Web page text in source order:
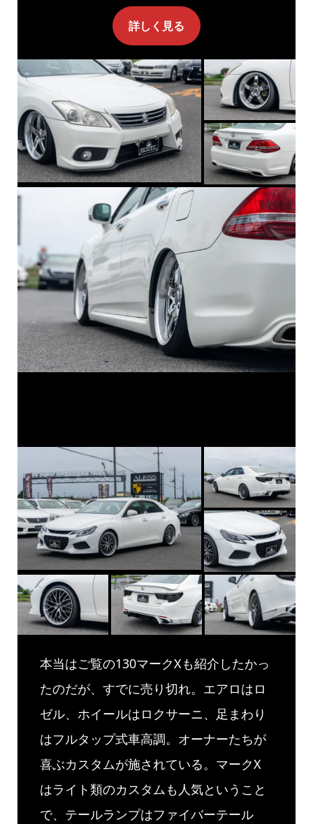
詳しく見る
本当はご覧の130マークXも紹介したかっ
たのだが、すでに売り切れ。エアロはロ
ゼル、ホイールはロクサーニ、足まわり
はフルタップ式車高調。オーナーたちが
喜ぶカスタムが施されている。マークX
はライト類のカスタムも人気ということ
で、テールランプはファイバーテール